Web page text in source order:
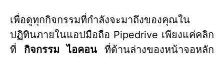
เพื่อดูทุกกิจกรรมที่กำลังจะมาถึงของคุณใน
ปฏิทินภายในแอปมือถือ Pipedrive เพียงแค่คลิก
ที่ กิจกรรม ไอคอน ที่ด้านล่างของหน้าจอหลัก